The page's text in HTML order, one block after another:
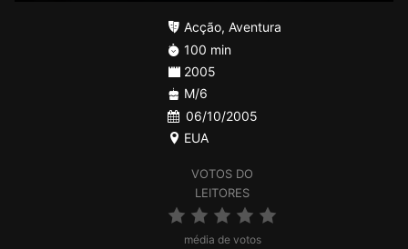
VOTOS DO
LEITORES
média de votos
Acção, Aventura
100 min
2005
M/6
06/10/2005
EUA